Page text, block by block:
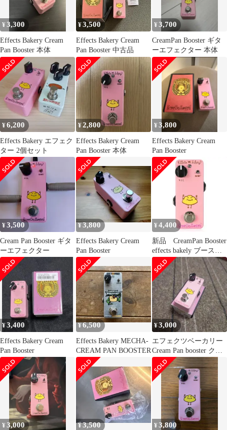
¥3,300
Effects Bakery Cream
Pan Booster 本体
¥3,500
Effects Bakery Cream
Pan Booster 中古品
¥3,700
CreamPan Booster ギタ
ーエフェクター 本体
¥6,200
Effects Bakery エフェク
ター 2個セット
¥2,800
Effects Bakery Cream
Pan Booster 本体
¥3,800
Effects Bakery Cream
Pan Booster
¥3,500
Cream Pan Booster ギタ
ーエフェクター
¥3,800
Effects Bakery Cream
Pan Booster
¥ 4,400
新品 CreamPan Booster
effects bakely ブースタ
ー
¥3,400
Effects Bakery Cream
Pan Booster
¥6,500
Effects Bakery MECHA-
CREAM PAN BOOSTER
¥3,000
エフェクツベーカリー
Cream Pan booster クリ
ーンブースター
¥3,000 ¥3,500 ¥3,800